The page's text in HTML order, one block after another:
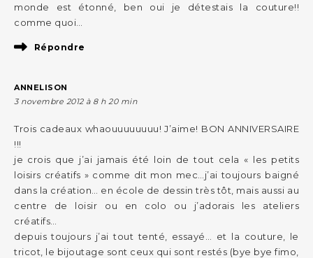
monde est étonné, ben oui je détestais la couture!!
comme quoi…
Répondre
ANNELISON
3 novembre 2012 à 8 h 20 min
Trois cadeaux whaouuuuuuuu! J’aime! BON ANNIVERSAIRE
!!!
je crois que j’ai jamais été loin de tout cela « les petits
loisirs créatifs » comme dit mon mec…j’ai toujours baigné
dans la création… en école de dessin très tôt, mais aussi au
centre de loisir ou en colo ou j’adorais les ateliers
créatifs…
depuis toujours j’ai tout tenté, essayé… et la couture, le
tricot, le bijoutage sont ceux qui sont restés (bye bye fimo,